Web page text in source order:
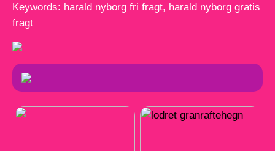
Keywords: harald nyborg fri fragt, harald nyborg gratis
fragt